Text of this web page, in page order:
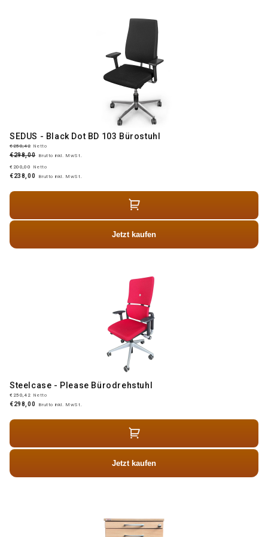
SEDUS - Black Dot BD 103 Bürostuhl
€250,42 Netto
€298,00 Brutto inkl. MwSt.
€200,00
Netto
€238,00 Brutto inkl. MwSt.
Jetzt kaufen
Steelcase - Please Bürodrehstuhl
€250,42 Netto
€298,00 Brutto inkl. MwSt.
Jetzt kaufen